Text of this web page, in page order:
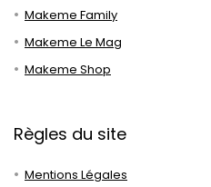
Makeme Family
Makeme Le Mag
Makeme Shop
Règles du site
Mentions Légales